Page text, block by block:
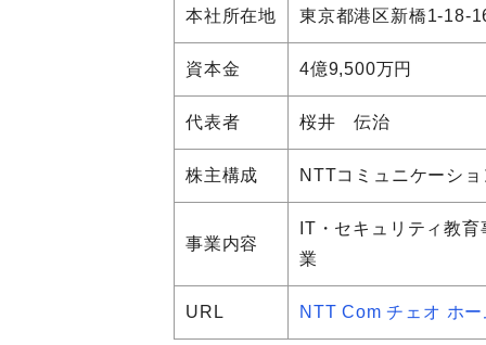
本社所在地 東京都港区新橋1-18-
資本金 4億9,500万円
代表者 桜井 伝治
株主構成 NTTコミュニケーシ
事業内容
IT・セキュリティ教
業
URL NTT Com チェオ ホ